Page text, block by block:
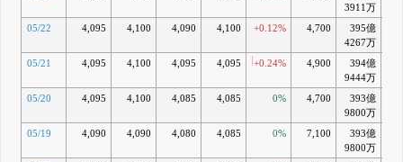
3911万
05/22 4,095 4,100 4,090 4,100 +0.12% 4,700
395億
4267万
05/21 4,095 4,100 4,095 4,095 +0.24% 4,900
394億
9444万
05/20 4,095 4,100 4,085 4,085 0% 4,700
393億
9800万
05/19 4,090 4,090 4,080 4,085 0% 7,100
393億
9800万